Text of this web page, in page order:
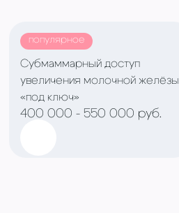
популярное
Субмаммарный доступ
увеличения молочной желёзы
«под ключ»
400 000 - 550 000 руб.